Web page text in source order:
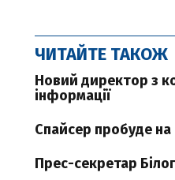
ЧИТАЙТЕ ТАКОЖ
Новий директор з
інформації
Спайсер пробуде на
Прес-секретар